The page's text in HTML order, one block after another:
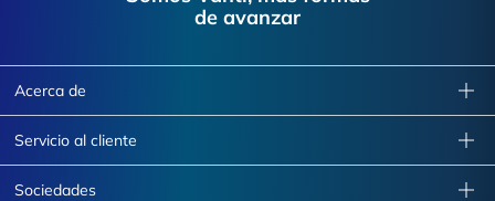
de avanzar
Acerca de
Servicio al cliente
Sociedades